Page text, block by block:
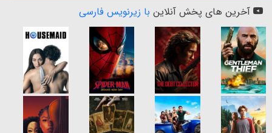
آخرین های پخش آنلاین با زیرنویس فارسی